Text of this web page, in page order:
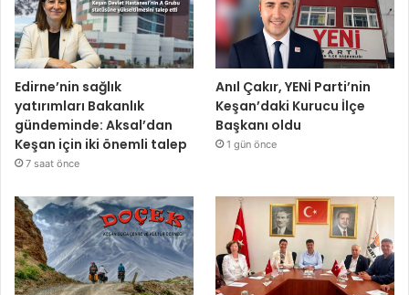
Edirne’nin sağlık
yatırımları Bakanlık
gündeminde: Aksal’dan
Keşan için iki önemli talep
7 saat önce
Anıl Çakır, YENİ Parti’nin
Keşan’daki Kurucu İlçe
Başkanı oldu
1 gün önce